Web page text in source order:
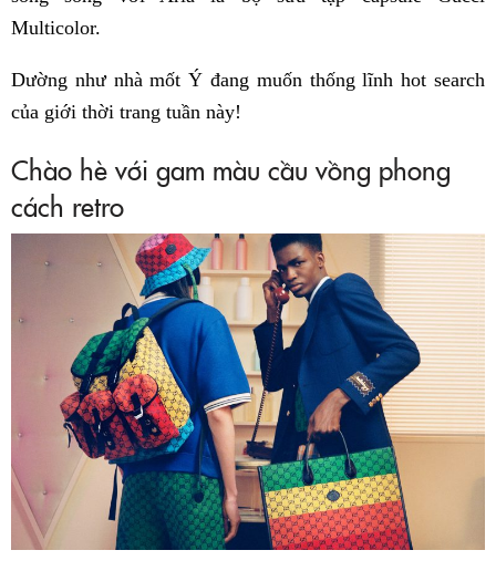
Multicolor.
Dường như nhà mốt Ý đang muốn thống lĩnh hot search
của giới thời trang tuần này!
Chào hè với gam màu cầu vồng phong
cách retro